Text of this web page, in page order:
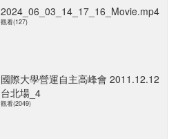
2024_06_03_14_17_16_Movie.mp4
觀看(127)
國際大學營運自主高峰會 2011.12.12
台北場_4
觀看(2049)